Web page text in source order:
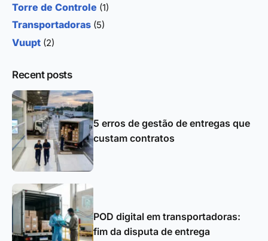
Torre de Controle (1)
Transportadoras (5)
Vuupt (2)
Recent posts
5 erros de gestão de entregas que
custam contratos
POD digital em transportadoras:
fim da disputa de entrega